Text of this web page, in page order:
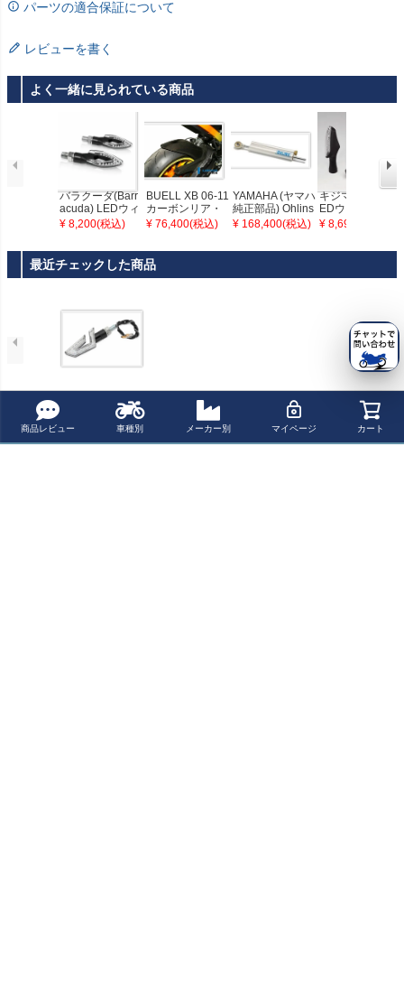
商品レビュー 車種別 メーカー別 マイページ カート
パーツの適合保証について
レビューを書く
よく一緒に見られている商品
バラクーダ(Barr
acuda) LEDウィ
ンカー FRECCIA
¥ 8,200(税込)
BUELL XB 06-11
カーボンリア・
フェンダー（リ
¥ 76,400(税込)
YAMAHA (ヤマハ
純正部品) Ohlins
ステアリングダ
¥ 168,400(税込)
キジマ(KIJIMA) L
EDウィンカーT
RLタイプ クリ
¥ 8,690(税込)
最近チェックした商品